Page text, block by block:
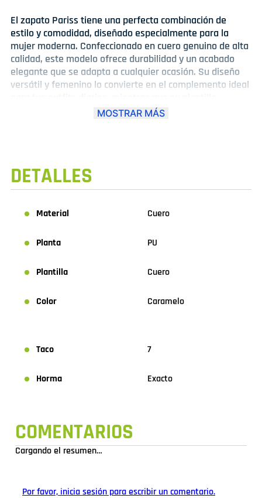
El zapato Pariss tiene una perfecta combinación de
estilo y comodidad, diseñado especialmente para la
mujer moderna. Confeccionado en cuero genuino de alta
calidad, este modelo ofrece durabilidad y un acabado
elegante que se adapta a cualquier ocasión. Su diseño
versátil y femenino lo convierte en el complemento ideal
acolchada y suela flexible aseguran confort en cada
MOSTRAR MÁS
DETALLES
Material Cuero
Planta PU
Plantilla Cuero
Color Caramelo
Taco 7
Horma Exacto
COMENTARIOS
Cargando el resumen…
Por favor, inicia sesión para escribir un comentario.